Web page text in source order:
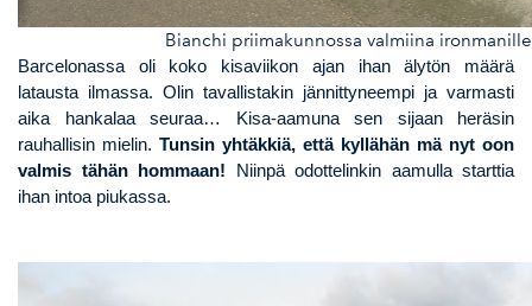
Bianchi priimakunnossa valmiina
Barcelonassa oli koko kisaviikon ajan ihan älytön määrä
latausta ilmassa. Olin tavallistakin jännittyneempi ja varmasti
aika hankalaa seuraa… Kisa-aamuna sen sijaan heräsin
rauhallisin mielin. Tunsin yhtäkkiä, että kyllähän mä nyt oon
valmis tähän hommaan!
Niinpä odottelinkin aamulla starttia
ihan intoa piukassa.